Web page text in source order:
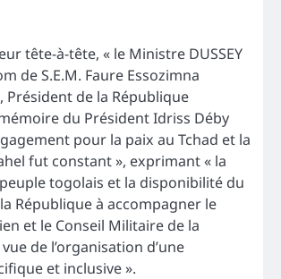
tête-à-tête, « le Ministre DUSSEY
de S.E.M. Faure Essozimna
Président de la République
du Président Idriss Déby
pour la paix au Tchad et la
fut constant », exprimant « la
togolais et la disponibilité du
République à accompagner le
et le Conseil Militaire de la
de l’organisation d’une
et inclusive ».